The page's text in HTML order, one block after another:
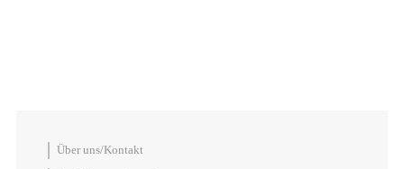
Über uns/Kontakt